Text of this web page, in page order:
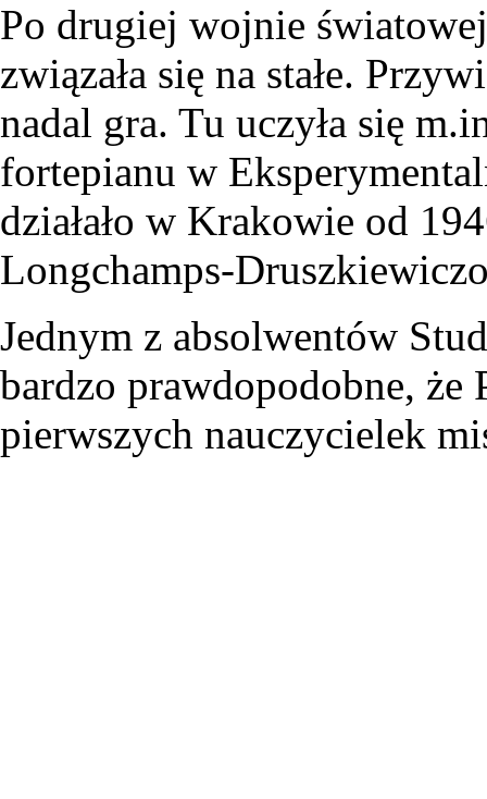
Po drugiej wojnie
związała się na stałe.
nadal gra. Tu uczyła się
fortepianu w
działało w Krakowie od
Longchamps-
Jednym z absolwentów
bardzo prawdopodobne, że
pierwszych nauczycielek